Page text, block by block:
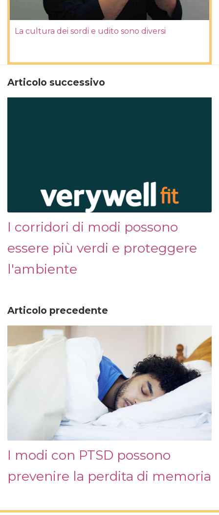
La cultura dei sordi e udito sono diversi
Articolo successivo
I corridori di modi possono
essere più verdi e proteggere
l'ambiente
Articolo precedente
I modi con PTSD possono
prevenire la perdita di memoria